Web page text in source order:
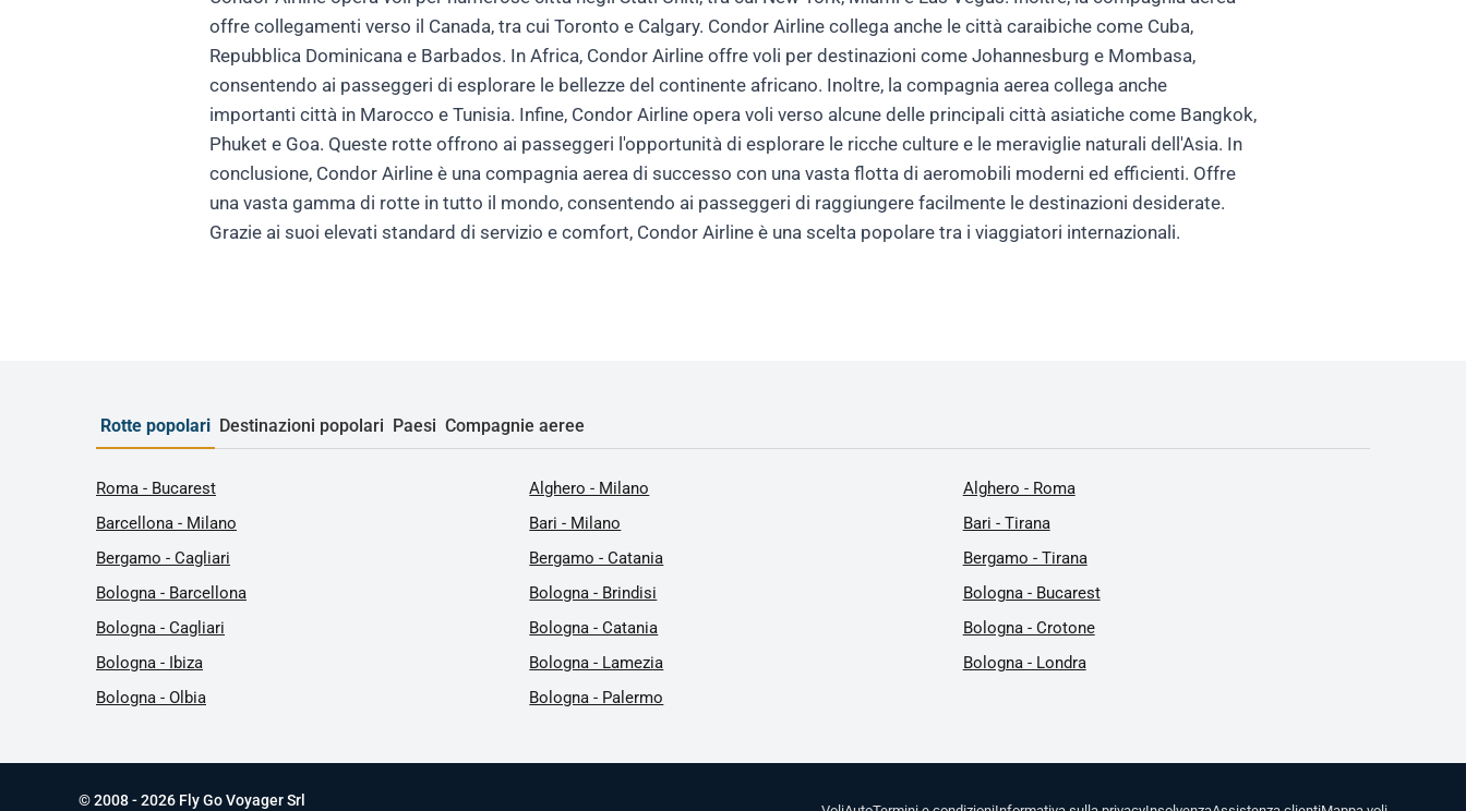
offre collegamenti verso il Canada, tra cui Toronto e Calgary. Condor Airline collega anche le città caraibiche come Cuba,
Repubblica Dominicana e Barbados. In Africa, Condor Airline offre voli per destinazioni come Johannesburg e Mombasa,
consentendo ai passeggeri di esplorare le bellezze del continente africano. Inoltre, la compagnia aerea collega anche
importanti città in Marocco e Tunisia. Infine, Condor Airline opera voli verso alcune delle principali città asiatiche come Bangkok,
Phuket e Goa. Queste rotte offrono ai passeggeri l'opportunità di esplorare le ricche culture e le meraviglie naturali dell'Asia. In
conclusione, Condor Airline è una compagnia aerea di successo con una vasta flotta di aeromobili moderni ed efficienti. Offre
una vasta gamma di rotte in tutto il mondo, consentendo ai passeggeri di raggiungere facilmente le destinazioni desiderate.
Grazie ai suoi elevati standard di servizio e comfort, Condor Airline è una scelta popolare tra i viaggiatori internazionali.
Rotte popolari Destinazioni popolari Paesi Compagnie aeree
Roma - Bucarest Alghero - Milano
Alghero - Roma
Barcellona - Milano
Bari - Milano
Bari - Tirana
Bergamo - Cagliari
Bergamo - Catania
Bergamo - Tirana
Bologna - Barcellona
Bologna - Brindisi
Bologna - Bucarest
Bologna - Cagliari
Bologna - Catania
Bologna - Crotone
Bologna - Ibiza
Bologna - Lamezia
Bologna - Londra
Bologna - Olbia
Bologna - Palermo
© 2008 - 2026 Fly Go Voyager Srl